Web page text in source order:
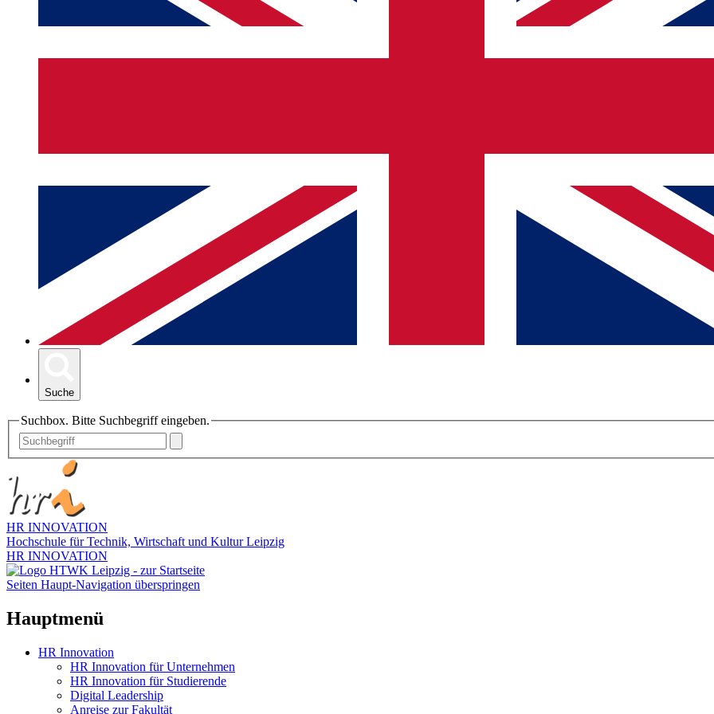
Suche
Suchbox. Bitte Suchbegriff eingeben.
HR INNOVATION
Hochschule für Technik, Wirtschaft und Kultur Leipzig
HR INNOVATION
Seiten Haupt-Navigation überspringen
Hauptmenü
HR Innovation
HR Innovation für Unternehmen
HR Innovation für Studierende
Digital Leadership
Anreise zur Fakultät